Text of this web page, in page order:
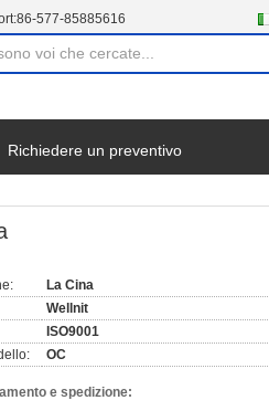
86-577-85885616
Richiedere un preventivo
La Cina
Wellnit
ISO9001
OC
e spedizione: